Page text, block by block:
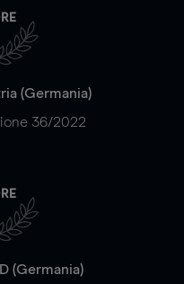
(Germania)
36/2022
(Germania)